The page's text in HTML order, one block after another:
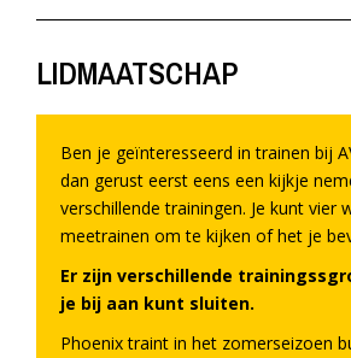
LIDMAATSCHAP
Ben je geïnteresseerd in trainen bij
dan gerust eerst eens een kijkje
verschillende trainingen. Je kunt vier
meetrainen om te kijken of het je
Er zijn verschillende
je bij aan kunt sluiten.
Phoenix traint in het zomerseizoen